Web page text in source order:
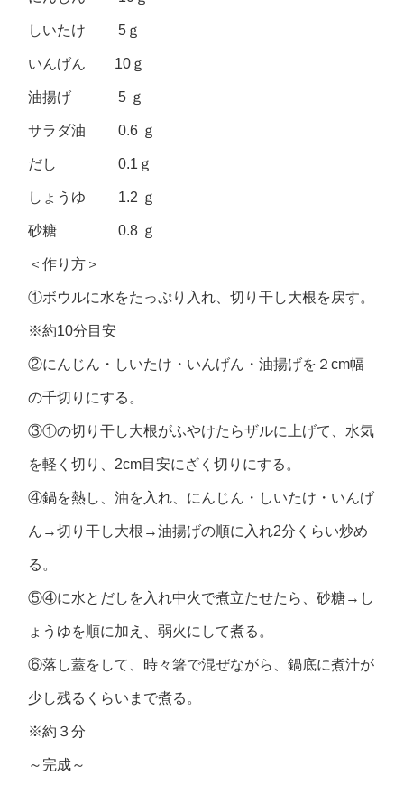
しいたけ 5ｇ
いんげん 10ｇ
油揚げ 5 ｇ
サラダ油 0.6 ｇ
だし 0.1ｇ
しょうゆ 1.2 ｇ
砂糖 0.8 ｇ
＜作り方＞
①ボウルに水をたっぷり入れ、切り干し大根を戻す。
※約10分目安
②にんじん・しいたけ・いんげん・油揚げを２cm幅
の千切りにする。
③①の切り干し大根がふやけたらザルに上げて、水気
を軽く切り、2cm目安にざく切りにする。
④鍋を熱し、油を入れ、にんじん・しいたけ・いんげ
ん→切り干し大根→油揚げの順に入れ2分くらい炒め
る。
⑤④に水とだしを入れ中火で煮立たせたら、砂糖→し
ょうゆを順に加え、弱火にして煮る。
⑥落し蓋をして、時々箸で混ぜながら、鍋底に煮汁が
少し残るくらいまで煮る。
※約３分
～完成～